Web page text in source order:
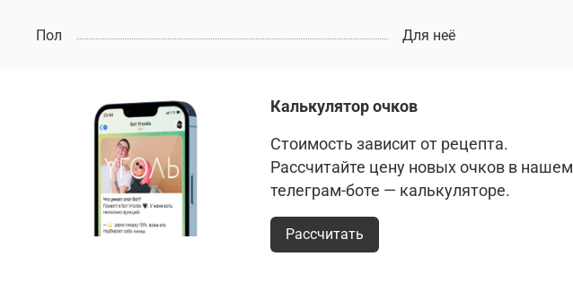
Пол Для неё
Калькулятор очков
Стоимость зависит от рецепта.
Рассчитайте цену новых очков в нашем
телеграм-боте — калькуляторе.
Рассчитать